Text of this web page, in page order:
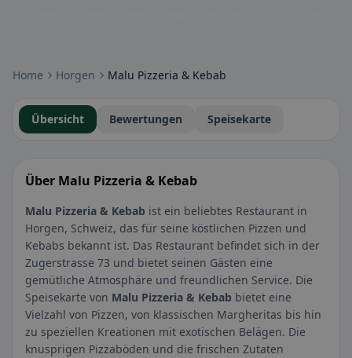
Home Horgen Malu Pizzeria & Kebab
Übersicht Bewertungen Speisekarte
Über Malu Pizzeria & Kebab
Malu Pizzeria & Kebab ist ein beliebtes Restaurant in
Horgen, Schweiz, das für seine köstlichen Pizzen und
Kebabs bekannt ist. Das Restaurant befindet sich in der
Zugerstrasse 73 und bietet seinen Gästen eine
gemütliche Atmosphäre und freundlichen Service. Die
Speisekarte von Malu Pizzeria & Kebab bietet eine
Vielzahl von Pizzen, von klassischen Margheritas bis hin
zu speziellen Kreationen mit exotischen Belägen. Die
knusprigen Pizzaböden und die frischen Zutaten